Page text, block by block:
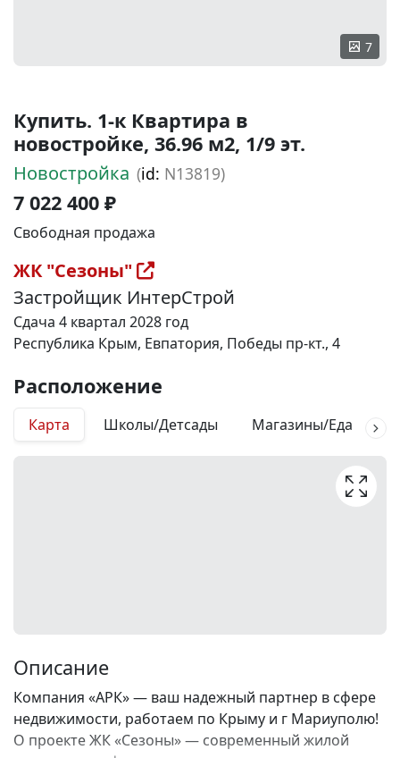
7
Купить. 1-к Квартира в
новостройке, 36.96 м2, 1/9 эт.
Новостройка (id: N13819)
7 022 400 ₽
Свободная продажа
ЖК "Сезоны"
Застройщик ИнтерСтрой
Сдача 4 квартал 2028 год
Республика Крым, Евпатория, Победы пр-кт., 4
Расположение
Карта Школы/Детсады Магазины/Еда
Описание
Компания «АРК» — ваш надежный партнер в сфере
недвижимости, работаем по Крыму и г Мариуполю!
О проекте ЖК «Сезоны» — современный жилой